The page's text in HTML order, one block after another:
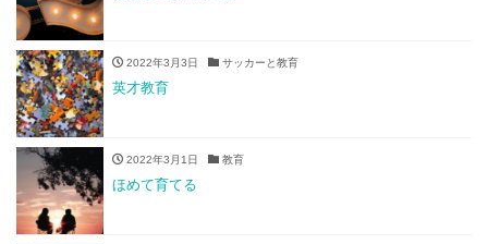
2022年3月3日 サッカーと教育
英才教育
2022年3月1日 教育
ほめて育てる